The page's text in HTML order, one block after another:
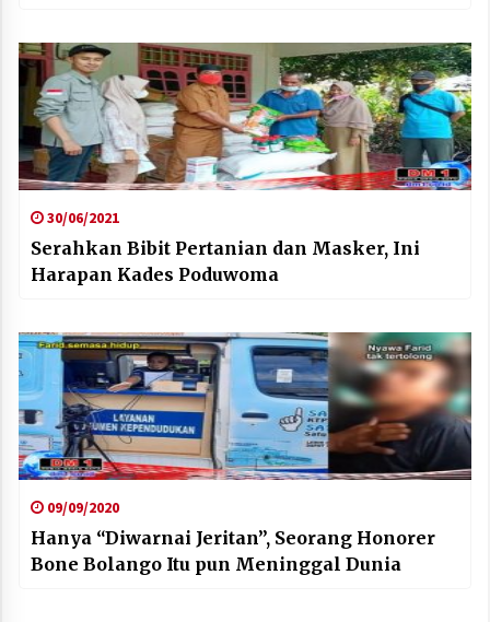
30/06/2021
Serahkan Bibit Pertanian dan Masker, Ini
Harapan Kades Poduwoma
09/09/2020
Hanya “Diwarnai Jeritan”, Seorang Honorer
Bone Bolango Itu pun Meninggal Dunia